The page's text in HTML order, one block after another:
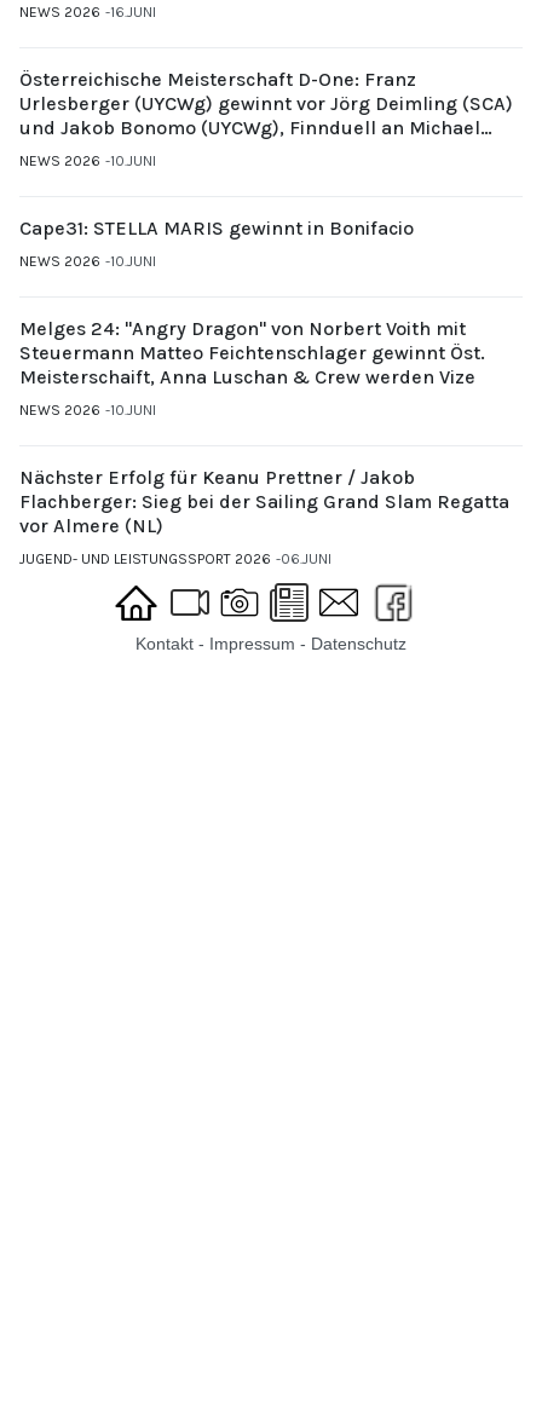
NEWS 2026 16.JUNI
Österreichische Meisterschaft D-One: Franz
Urlesberger (UYCWg) gewinnt vor Jörg Deimling (SCA)
und Jakob Bonomo (UYCWg), Finnduell an Michael
Gubi (UYCMo)
NEWS 2026 10.JUNI
Cape31: STELLA MARIS gewinnt in Bonifacio
NEWS 2026 10.JUNI
Melges 24: "Angry Dragon" von Norbert Voith mit
Steuermann Matteo Feichtenschlager gewinnt Öst.
Meisterschaift, Anna Luschan & Crew werden Vize
NEWS 2026 10.JUNI
Nächster Erfolg für Keanu Prettner / Jakob
Flachberger: Sieg bei der Sailing Grand Slam Regatta
vor Almere (NL)
JUGEND- UND LEISTUNGSSPORT 2026 06.JUNI
Kontakt - Impressum - Datenschutz